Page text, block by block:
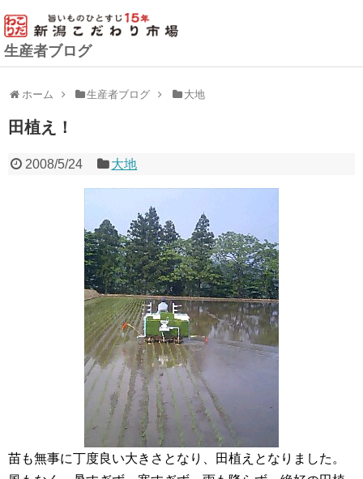
生産者ブログ
ホーム 生産者ブログ 大地
田植え！
2008/5/24 大地
苗も無事に丁度良い大きさとなり、田植えとなりました。